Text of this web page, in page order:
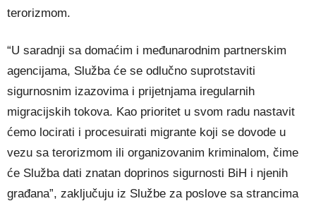
terorizmom.
“U saradnji sa domaćim i međunarodnim partnerskim
agencijama, Služba će se odlučno suprotstaviti
sigurnosnim izazovima i prijetnjama iregularnih
migracijskih tokova. Kao prioritet u svom radu nastavit
ćemo locirati i procesuirati migrante koji se dovode u
vezu sa terorizmom ili organizovanim kriminalom, čime
će Služba dati znatan doprinos sigurnosti BiH i njenih
građana”, zaključuju iz Službe za poslove sa strancima